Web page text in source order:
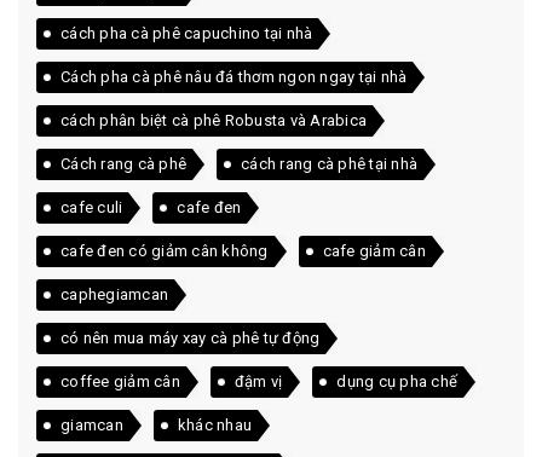
cách pha cà phê capuchino tại nhà
Cách pha cà phê nâu đá thơm ngon ngay tại nhà
cách phân biệt cà phê Robusta và Arabica
Cách rang cà phê cách rang cà phê tại nhà
cafe culi cafe đen
cafe đen có giảm cân không cafe giảm cân
caphegiamcan
có nên mua máy xay cà phê tự động
coffee giảm cân đậm vị dụng cụ pha chế
giamcan khác nhau